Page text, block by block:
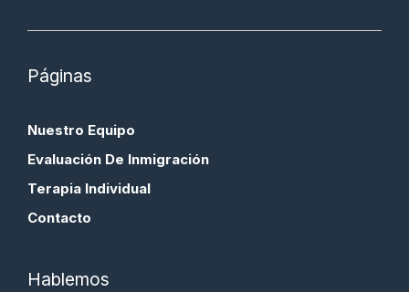
Páginas
Nuestro Equipo
Evaluación De Inmigración
Terapia Individual
Contacto
Hablemos